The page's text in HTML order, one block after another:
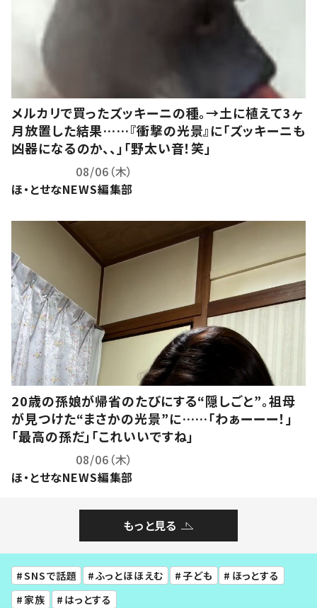
メルカリで買ったズッキーニの種。→土に植えて3ヶ
月放置した結果……『衝撃の光景』に「ズッキーニも
凶器になるのか、、」「野太い音！笑」
08/06（木）
ほ・とせなNEWS編集部
20歳の孫娘が帰省のたびにする“隠しごと”。祖母
が見つけた“まさかの光景”に……「わぁーーー！」
「最高の孫だ」「これいいですね」
08/06（木）
ほ・とせなNEWS編集部
もっと見る
SNSで話題 ふっとほほえむ 子ども
ほっとする
家族
はっとする